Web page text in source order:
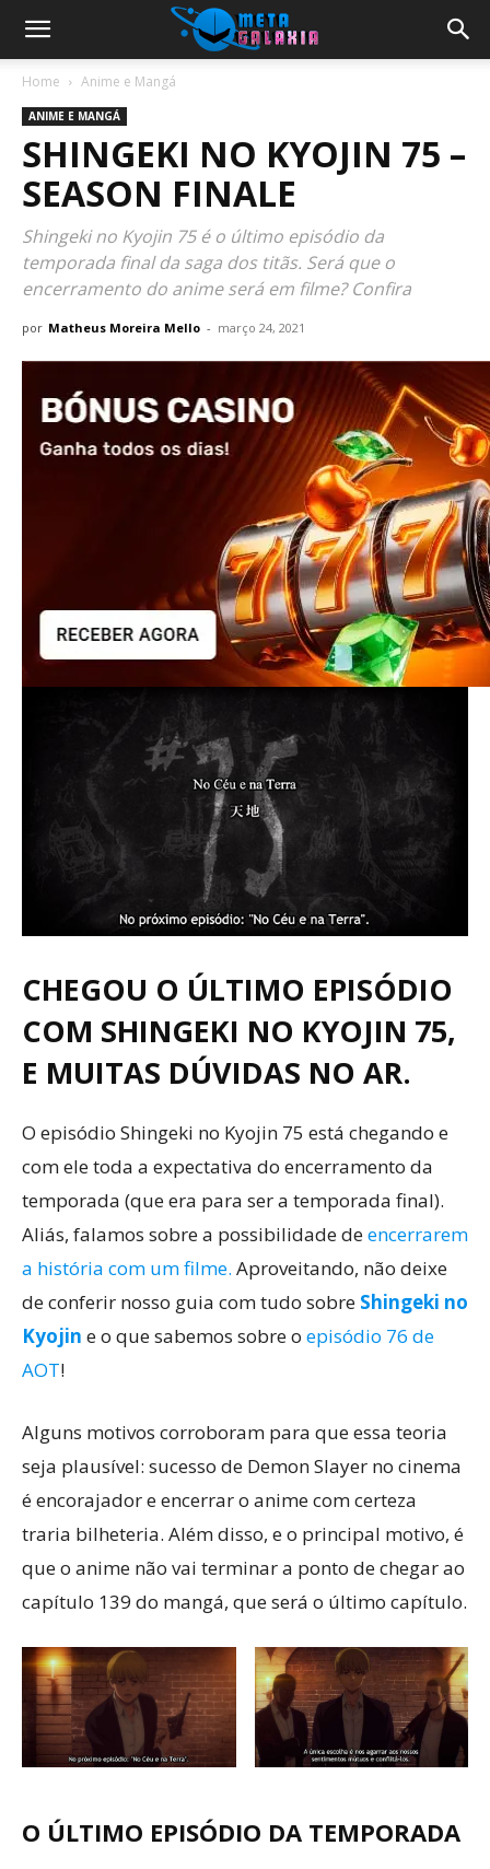
Home Anime e Mangá
ANIME E MANGÁ
SHINGEKI NO KYOJIN 75 –
SEASON FINALE
Shingeki no Kyojin 75 é o último episódio da
temporada final da saga dos titãs. Será que o
encerramento do anime será em filme? Confira
por Matheus Moreira Mello - março 24, 2021
CHEGOU O ÚLTIMO EPISÓDIO
COM SHINGEKI NO KYOJIN 75,
E MUITAS DÚVIDAS NO AR.
O episódio Shingeki no Kyojin 75 está chegando e
com ele toda a expectativa do encerramento da
temporada (que era para ser a temporada final).
Aliás, falamos sobre a possibilidade deencerrarem
a história com um filme. Aproveitando, não deixe
de conferir nosso guia com tudo sobre Shingeki no
Kyojin e o que sabemos sobre o episódio 76 de
AOT!
Alguns motivos corroboram para que essa teoria
seja plausível: sucesso de Demon Slayer no cinema
é encorajador e encerrar o anime com certeza
traria bilheteria. Além disso, e o principal motivo, é
que o anime não vai terminar a ponto de chegar ao
capítulo 139 do mangá, que será o último capítulo.
O ÚLTIMO EPISÓDIO DA TEMPORADA